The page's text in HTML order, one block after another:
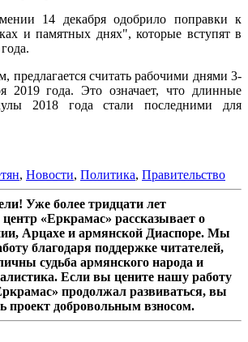
14 декабря одобрило поправки к
и памятных днях", которые вступят в
предлагается считать рабочими днями 3-
2019 года. Это означает, что длинные
2018 года стали последними для
, Новости, Политика, Правительство
Уже более тридцати лет
«Еркрамас» рассказывает о
Арцахе и армянской Диаспоре. Мы
благодаря поддержке читателей,
судьба армянского народа и
Если вы цените нашу работу
продолжал развиваться, вы
проект добровольным взносом.